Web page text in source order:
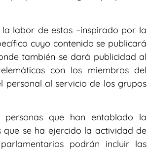
labor de estos –inspirado por la
cuyo contenido se publicará
también se dará publicidad al
con los miembros del
personal al servicio de los grupos
que han entablado la
se ha ejercido la actividad de
podrán incluir las